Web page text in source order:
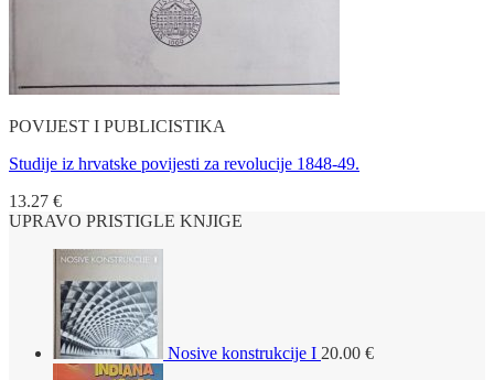
POVIJEST I PUBLICISTIKA
Studije iz hrvatske povijesti za revolucije 1848-49.
13.27 €
UPRAVO PRISTIGLE KNJIGE
Nosive konstrukcije I 20.00 €